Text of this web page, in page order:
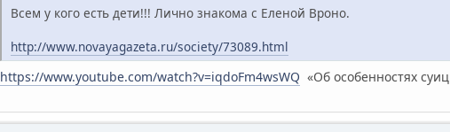
Всем у кого есть дети!!! Лично знакома с Еленой Вроно.
http://www.novayagazeta.ru/society/73089.html
https://www.youtube.com/watch?v=iqdoFm4wsWQ «Об особенностях